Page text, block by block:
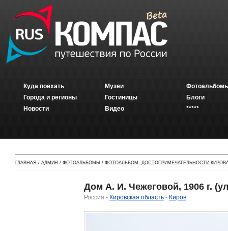
Куда поехать
Города и регионы
Новости
Музеи
Гостиницы
Видео
Блоги
*****
ГЛАВНАЯ / АДМИН / ФОТОАЛЬБОМЫ / ФОТОАЛЬБОМ: ДОСТОПРИМЕЧАТЕЛЬНОСТИ
Дом А. И. Чежеговой, 1906 г.
Россия - Кировская область - Киров